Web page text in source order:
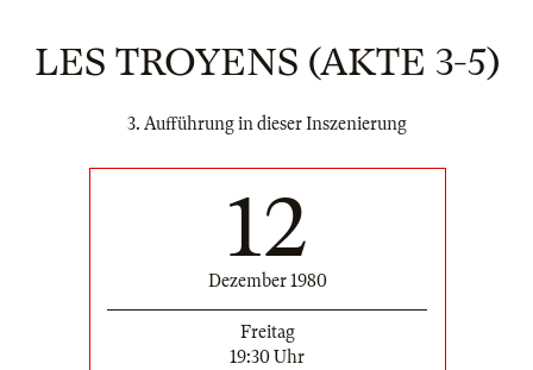
LES TROYENS (AKTE 3-5)
3. Aufführung in dieser Inszenierung
12
Dezember 1980
Freitag
19:30 Uhr